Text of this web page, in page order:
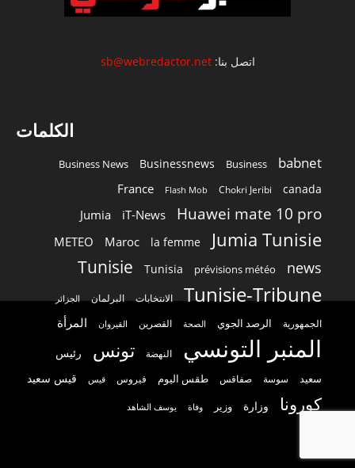
اتصل بنا:sb@webredactor.net
الكلمات
babnet
Business
Businessnews
Business News
canada
Chokri Jeribi
Flash Mob
France
Huawei mate 10 pro
iT-News
Jumia
Jumia Tunisie
la femme
Maroc
METEO
news
prévisions météo
Tunisia
Tunisie
Tunisie-Tribune الانتخابات البرلمان الجزائر
الجمهورية الرصد الجوي الصحة القصرين القيروان المرأة
المنبر التونسي النهضة تونس رئيس
سعيد سوسة صفاقس طقس اليوم فيروس قيس قيس سعيد
كورونا وزارة وزير وفاة يوسف الشاهد